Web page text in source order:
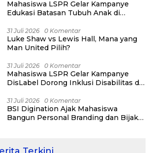
Mahasiswa LSPR Gelar Kampanye
Edukasi Batasan Tubuh Anak di
31 Juli 2026 0 Komentar
Luke Shaw vs Lewis Hall, Mana yang
Man United Pilih?
31 Juli 2026 0 Komentar
Mahasiswa LSPR Gelar Kampanye
DisLabel Dorong Inklusi Disabilitas di
31 Juli 2026 0 Komentar
BSI Digination Ajak Mahasiswa
Bangun Personal Branding dan Bijak